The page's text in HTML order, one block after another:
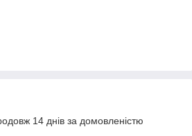
14 днів за домовленістю